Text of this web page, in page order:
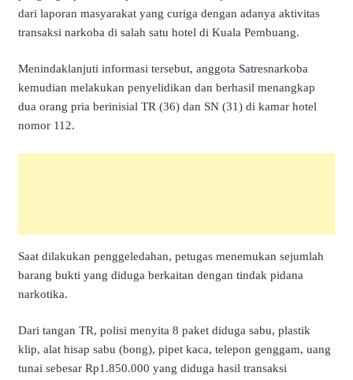
dari laporan masyarakat yang curiga dengan adanya aktivitas
transaksi narkoba di salah satu hotel di Kuala Pembuang.
Menindaklanjuti informasi tersebut, anggota Satresnarkoba
kemudian melakukan penyelidikan dan berhasil menangkap
dua orang pria berinisial TR (36) dan SN (31) di kamar hotel
nomor 112.
Saat dilakukan penggeledahan, petugas menemukan sejumlah
barang bukti yang diduga berkaitan dengan tindak pidana
narkotika.
Dari tangan TR, polisi menyita 8 paket diduga sabu, plastik
klip, alat hisap sabu (bong), pipet kaca, telepon genggam, uang
tunai sebesar Rp1.850.000 yang diduga hasil transaksi